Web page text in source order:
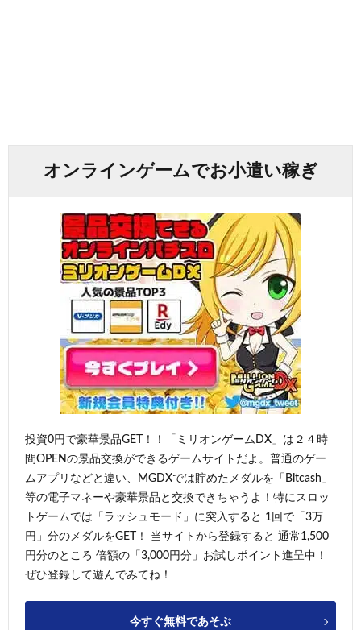
オンラインゲームでお小遣い稼ぎ
投資0円で豪華景品GET！！「ミリオンゲームDX」は２４時
間OPENの景品交換ができるゲームサイトだよ。普通のゲー
ムアプリなどと違い、MGDXでは貯めたメダルを「Bitcash」
等の電子マネーや豪華景品と交換できちゃうよ！特にスロッ
トゲームでは「ラッシュモード」に突入すると 1回で「3万
円」分のメダルをGET！ 当サイトから登録すると 通常1,500
円分のところ 倍額の「3,000円分」お試しポイント進呈中！
ぜひ登録して遊んでみてね！
今すぐ無料であそぶ